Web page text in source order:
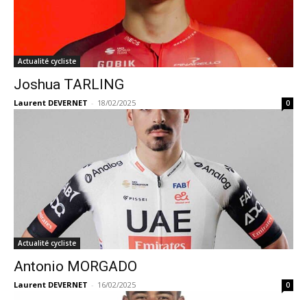
Actualité cycliste
Joshua TARLING
Laurent DEVERNET - 18/02/2025 0
Actualité cycliste
Antonio MORGADO
Laurent DEVERNET - 16/02/2025 0